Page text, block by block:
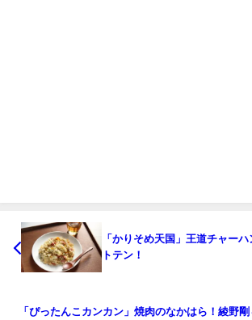
「かりそめ天国」王道チャー
トテン！
「ぴったんこカンカン」焼肉のなかはら！綾野剛